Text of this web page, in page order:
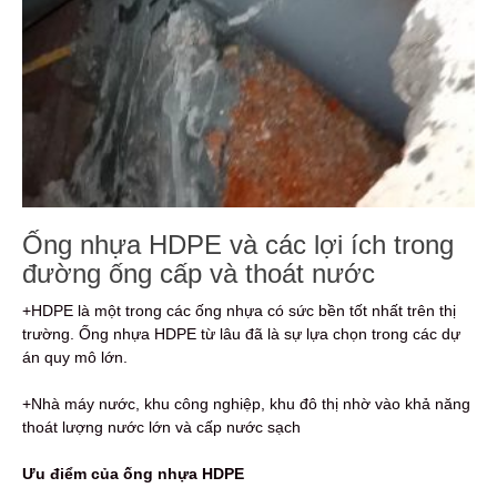
Ống nhựa HDPE và các lợi ích trong
đường ống cấp và thoát nước
+HDPE là một trong các ống nhựa có sức bền tốt nhất trên thị
trường. Ống nhựa HDPE từ lâu đã là sự lựa chọn trong các dự
án quy mô lớn.
+Nhà máy nước, khu công nghiệp, khu đô thị nhờ vào khả năng
thoát lượng nước lớn và cấp nước sạch
Ưu điểm của ống nhựa HDPE